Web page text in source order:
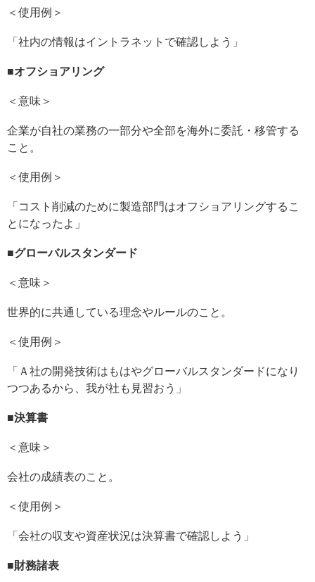
＜使用例＞
「社内の情報はイントラネットで確認しよう」
■オフショアリング
＜意味＞
企業が自社の業務の一部分や全部を海外に委託・移管する
こと。
＜使用例＞
「コスト削減のために製造部門はオフショアリングするこ
とになったよ」
■グローバルスタンダード
＜意味＞
世界的に共通している理念やルールのこと。
＜使用例＞
「Ａ社の開発技術はもはやグローバルスタンダードになり
つつあるから、我が社も見習おう」
■決算書
＜意味＞
会社の成績表のこと。
＜使用例＞
「会社の収支や資産状況は決算書で確認しよう」
■財務諸表